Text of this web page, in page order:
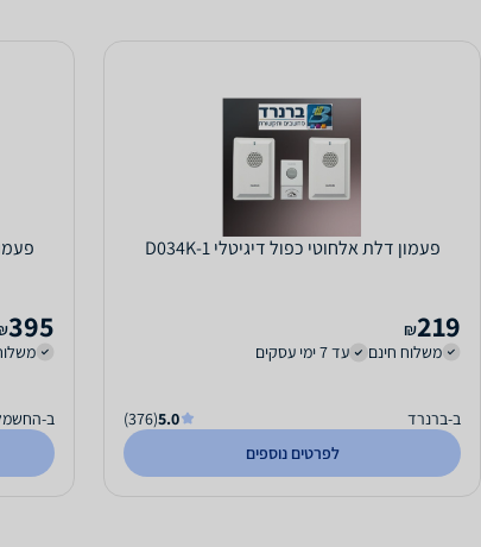
פעמון דלת אלחוטי כפול דיגיטלי D034K-1
219
₪
משלוח חינם
עד 7 ימי עסקים
ב-ברנרד 5.0
(376)
לפרטים נוספים
395
ב-